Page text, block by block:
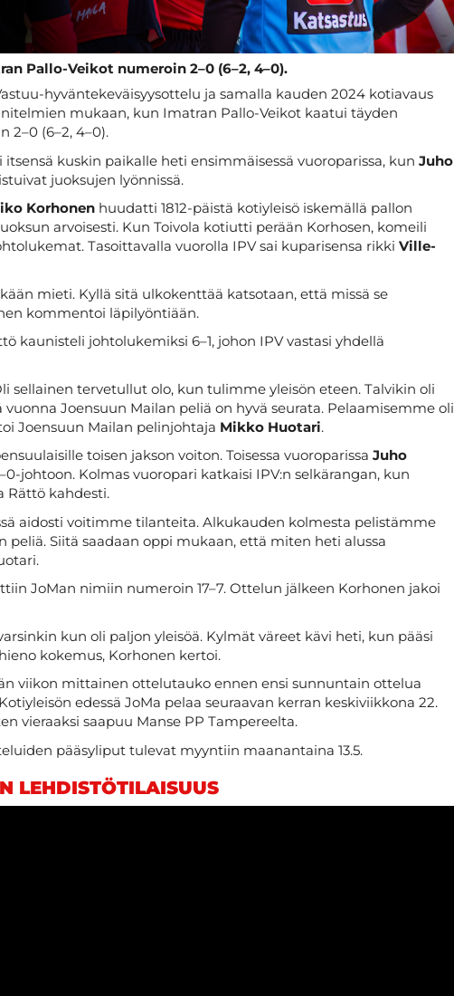
Pallo-Veikot numeroin 2–0 (6–2, 4–0).
hyväntekeväisyysottelu ja samalla kauden 2024 kotiavaus
mukaan, kun Imatran Pallo-Veikot kaatui täyden
2–0 (6–2, 4–0).
kuskin paikalle heti ensimmäisessä vuoroparissa, kun Juho
juoksujen lyönnissä.
Korhonen huudatti 1812-päistä kotiyleisö iskemällä pallon
arvoisesti. Kun Toivola kotiutti perään Korhosen, komeili
Tasoittavalla vuorolla IPV sai kuparisensa rikki Ville-
mieti. Kyllä sitä ulkokenttää katsotaan, että missä se
kommentoi läpilyöntiään.
kaunisteli johtolukemiksi 6–1, johon IPV vastasi yhdellä
sellainen tervetullut olo, kun tulimme yleisön eteen. Talvikin oli
Joensuun Mailan peliä on hyvä seurata. Pelaamisemme oli
Joensuun Mailan pelinjohtaja Mikko Huotari.
toisen jakson voiton. Toisessa vuoroparissa Juho
johtoon. Kolmas vuoropari katkaisi IPV:n selkärangan, kun
Rättö kahdesti.
aidosti voitimme tilanteita. Alkukauden kolmesta pelistämme
peliä. Siitä saadaan oppi mukaan, että miten heti alussa
JoMan nimiin numeroin 17–7. Ottelun jälkeen Korhonen jakoi
kun oli paljon yleisöä. Kylmät väreet kävi heti, kun pääsi
kokemus, Korhonen kertoi.
viikon mittainen ottelutauko ennen ensi sunnuntain ottelua
edessä JoMa pelaa seuraavan kerran keskiviikkona 22.
vieraaksi saapuu Manse PP Tampereelta.
pääsyliput tulevat myyntiin maanantaina 13.5.
LEHDISTÖTILAISUUS